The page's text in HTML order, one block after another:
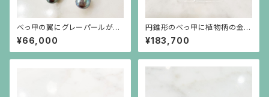
べっ甲の翼にグレーパールが揺
れるイヤリング
¥66,000
円錐形のべっ甲に植物柄の金蒔
絵が揺れるイヤリング（18k金
具）
¥183,700